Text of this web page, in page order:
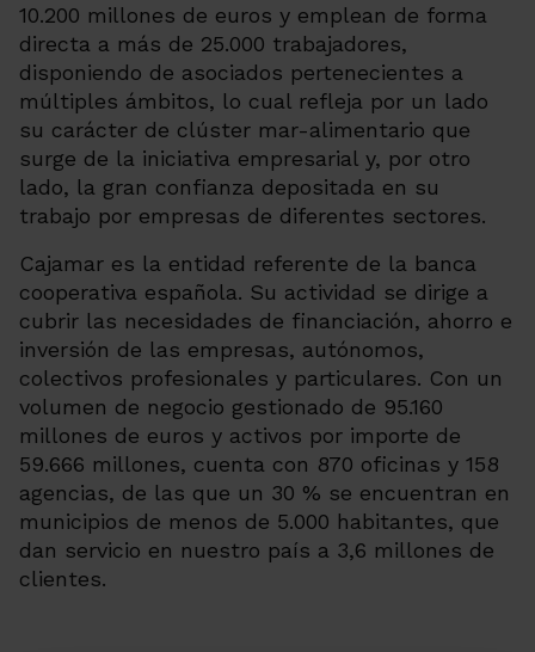
10.200 millones de euros y emplean de forma
directa a más de 25.000 trabajadores,
disponiendo de asociados pertenecientes a
múltiples ámbitos, lo cual refleja por un lado
su carácter de clúster mar-alimentario que
surge de la iniciativa empresarial y, por otro
lado, la gran confianza depositada en su
trabajo por empresas de diferentes sectores.
Cajamar es la entidad referente de la banca
cooperativa española. Su actividad se dirige a
cubrir las necesidades de financiación, ahorro e
inversión de las empresas, autónomos,
colectivos profesionales y particulares. Con un
volumen de negocio gestionado de 95.160
millones de euros y activos por importe de
59.666 millones, cuenta con 870 oficinas y 158
agencias, de las que un 30 % se encuentran en
municipios de menos de 5.000 habitantes, que
dan servicio en nuestro país a 3,6 millones de
clientes.